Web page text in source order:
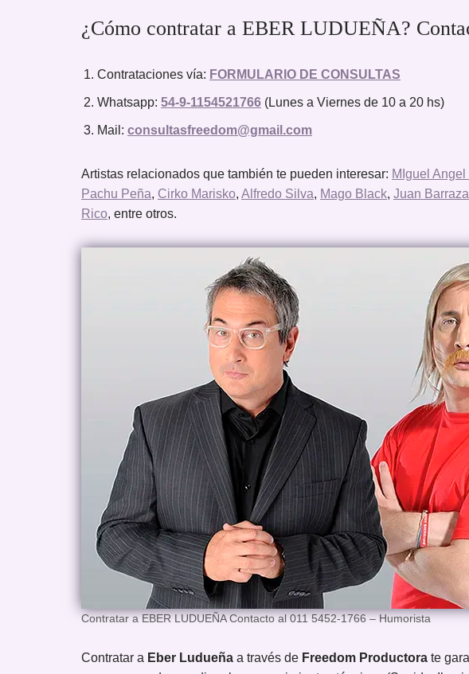
¿Cómo contratar a EBER LUDUEÑA?
Contrataciones vía: FORMULARIO DE CONSULTAS
Whatsapp: 54-9-1154521766 (Lunes a Viernes de 10 a 20 hs)
Mail: consultasfreedom@gmail.com
Artistas relacionados que también te pueden interesar: MIguel Angel
Pachu Peña, Cirko Marisko, Alfredo Silva, Mago Black, Juan Barraza
Rico, entre otros.
Contratar a EBER LUDUEÑA Contacto al 011 5452-1766 – Humorista
Contratar a Eber Ludueña a través de Freedom Productora te